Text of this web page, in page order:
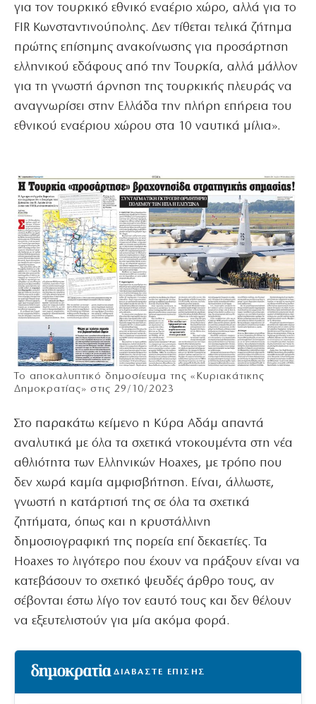
για τον τουρκικό εθνικό εναέριο χώρο, αλλά για το
FIR Κωνσταντινούπολης. Δεν τίθεται τελικά ζήτημα
πρώτης επίσημης ανακοίνωσης για προσάρτηση
ελληνικού εδάφους από την Τουρκία, αλλά μάλλον
για τη γνωστή άρνηση της τουρκικής πλευράς να
αναγνωρίσει στην Ελλάδα την πλήρη επήρεια του
εθνικού εναέριου χώρου στα 10 ναυτικά μίλια».
Το αποκαλυπτικό δημοσίευμα της «Κυριακάτικης
Δημοκρατίας» στις 29/10/2023
Στο παρακάτω κείμενο η Κύρα Αδάμ απαντά
αναλυτικά με όλα τα σχετικά ντοκουμέντα στη νέα
αθλιότητα των Ελληνικών Hoaxes, με τρόπο που
δεν χωρά καμία αμφισβήτηση. Είναι, άλλωστε,
γνωστή η κατάρτισή της σε όλα τα σχετικά
ζητήματα, όπως και η κρυστάλλινη
δημοσιογραφική της πορεία επί δεκαετίες. Τα
Hoaxes το λιγότερο που έχουν να πράξουν είναι να
κατεβάσουν το σχετικό ψευδές άρθρο τους, αν
σέβονται έστω λίγο τον εαυτό τους και δεν θέλουν
να εξευτελιστούν για μία ακόμα φορά.
ΔΙΑΒΑΣΤΕ ΕΠΙΣΗΣ